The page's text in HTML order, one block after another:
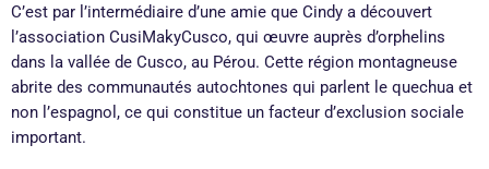
C’est par l’intermédiaire d’une amie que Cindy a découvert
l’association CusiMakyCusco, qui œuvre auprès d’orphelins
dans la vallée de Cusco, au Pérou. Cette région montagneuse
abrite des communautés autochtones qui parlent le quechua et
non l’espagnol, ce qui constitue un facteur d’exclusion sociale
important.